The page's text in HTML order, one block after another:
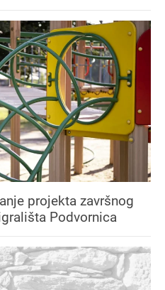
projekta završnog
Podvornica